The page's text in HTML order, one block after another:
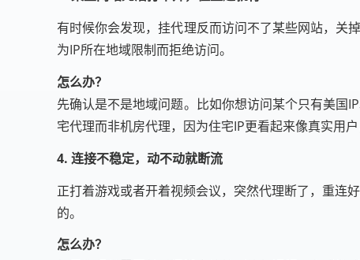
有时候你会发现，挂代理反而访问不了某些网站，关
为IP所在地域限制而拒绝访问。
怎么办？
先确认是不是地域问题。比如你想访问某个只有美国
宅代理而非机房代理，因为住宅IP更看起来像真实用户
4. 连接不稳定，动不动就断流
正打着游戏或者开着视频会议，突然代理断了，重
的。
怎么办？